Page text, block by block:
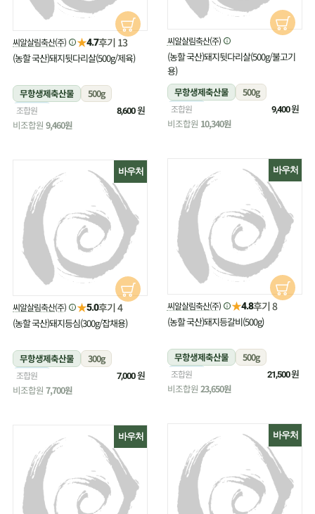
씨알살림축산(주)
(농할 국산)돼지뒷다리살(500g/불고기
용)
무항생제축산물
500g
냉장
조합원 9,400원
비조합원 10,340원
씨알살림축산(주) ★4.7후기 13
(농할 국산)돼지뒷다리살(500g/제육)
무항생제축산물
500g
냉장
조합원 8,600원
비조합원 9,460원
바우처
씨알살림축산(주) ★4.8후기 8
(농할 국산)돼지등갈비(500g)
무항생제축산물
500g
냉장
조합원 21,500원
비조합원 23,650원
바우처
씨알살림축산(주) ★5.0후기 4
(농할 국산)돼지등심(300g/잡채용)
무항생제축산물
300g
냉장
조합원 7,000원
비조합원 7,700원
바우처
바우처